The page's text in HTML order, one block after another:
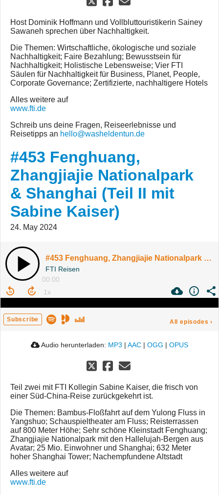
Host Dominik Hoffmann und Vollbluttouristikerin Sainey
Sawaneh sprechen über Nachhaltigkeit.
Die Themen: Wirtschaftliche, ökologische und soziale
Nachhaltigkeit; Faire Bezahlung; Bewusstsein für
Nachhaltigkeit; Holistische Lebensweise; Vier FTI
Säulen für Nachhaltigkeit für Business, Planet, People,
Corporate Governance; Zertifizierte, nachhaltigere Hotels
Alles weitere auf
www.fti.de
Schreib uns deine Fragen, Reiseerlebnisse und
Reisetipps an hello@washeldentun.de
#453 Fenghuang,
Zhangjiajie Nationalpark
& Shanghai (Teil II mit
Sabine Kaiser)
24. May 2024
#453 Fenghuang, Zhangjiajie Nationalpark & Shanghai (Teil II mit Sabine Kaiser)
FTI Reisen
00:00
Subscribe All episodes ›
Audio herunterladen: MP3 | AAC | OGG | OPUS
Teil zwei mit FTI Kollegin Sabine Kaiser, die frisch von
einer Süd-China-Reise zurückgekehrt ist.
Die Themen: Bambus-Floßfahrt auf dem Yulong Fluss in
Yangshuo; Schauspieltheater am Fluss; Reisterrassen
auf 800 Meter Höhe; Sehr schöne Kleinstadt Fenghuang;
Zhangjiajie Nationalpark mit den Hallelujah-Bergen aus
Avatar; 25 Mio. Einwohner und Shanghai; 632 Meter
hoher Shanghai Tower; Nachempfundene Altstadt
Alles weitere auf
www.fti.de